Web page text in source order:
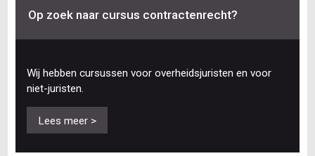
Op zoek naar cursus contractenrecht?
Wij hebben cursussen voor overheidsjuristen en voor
niet-juristen.
Lees meer >